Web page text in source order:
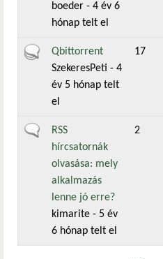
boeder - 4 év 6
hónap telt el
Aktív témaQbittorrent
SzekeresPeti - 4
év 5 hónap telt
el
17
Általános téma
RSS
hírcsatornák
olvasása: mely
alkalmazás
lenne jó erre?
kimarite - 5 év
6 hónap telt el
2